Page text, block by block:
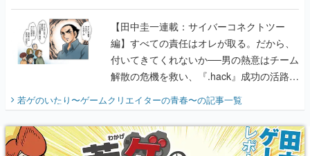
に行って、より理解を深めよう【PR】
【田中圭一連載：サイバーコネクトツー
編】すべての責任はオレが取る。だから、
付いてきてくれないか──男の熱意はチーム
解散の危機を救い、『.hack』成功の活路を
『少年ジャンプ』色だった【若ゲのいた
り】
若ゲのいたり〜ゲームクリエイターの青春〜の記事一覧